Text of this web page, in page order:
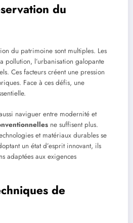
du
du patrimoine sont multiples. Les
pollution, l’urbanisation galopante
Ces facteurs créent une pression
Face à ces défis, une
naviguer entre modernité et
ne suffisent plus.
et matériaux durables se
un état d’esprit innovant, ils
adaptées aux exigences
de